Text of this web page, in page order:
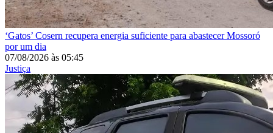
‘Gatos’ Cosern recupera energia suficiente para abastecer Mossoró
por um dia
07/08/2026 às 05:45
Justiça